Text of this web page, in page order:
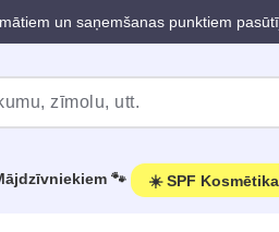
un saņemšanas punktiem
🐾 ☀️ SPF Kosmētika